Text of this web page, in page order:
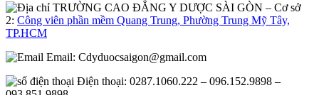
– Cơ sở
2: Công viên phần mềm Quang Trung, Phường Trung Mỹ Tây,
TP.HCM
Email: Cdyduocsaigon@gmail.com
Điện thoại: 0287.1060.222 – 096.152.9898 –